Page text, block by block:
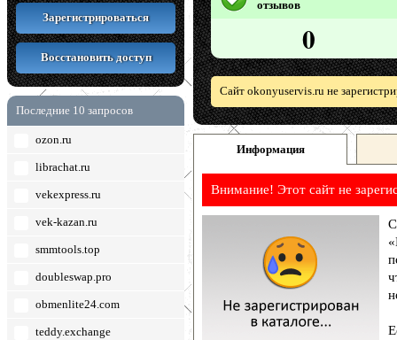
Зарегистрироваться
Восстановить доступ
Последние 10 запросов
ozon.ru
librachat.ru
vekexpress.ru
vek-kazan.ru
smmtools.top
doubleswap.pro
obmenlite24.com
teddy.exchange
отзывов
0
Сайт okonyuservis.ru не
Информация
Внимание! Этот сайт не